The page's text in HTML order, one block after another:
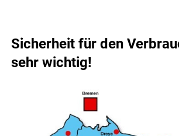
Sicherheit für den
sehr wichtig!